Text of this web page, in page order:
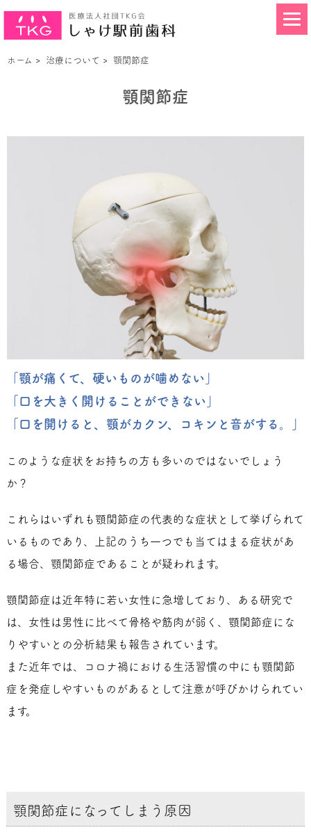
ホーム > 治療について > 顎関節症
顎関節症
「顎が痛くて、硬いものが噛めない」
「口を大きく開けることができない」
「口を開けると、顎がカクン、コキンと音がする。」
このような症状をお持ちの方も多いのではないでしょう
か？
これらはいずれも顎関節症の代表的な症状として挙げられて
いるものであり、上記のうち一つでも当てはまる症状があ
る場合、顎関節症であることが疑われます。
顎関節症は近年特に若い女性に急増しており、ある研究で
は、女性は男性に比べて骨格や筋肉が弱く、顎関節症にな
りやすいとの分析結果も報告されています。
また近年では、コロナ禍における生活習慣の中にも顎関節
症を発症しやすいものがあるとして注意が呼びかけられてい
ます。
顎関節症になってしまう原因